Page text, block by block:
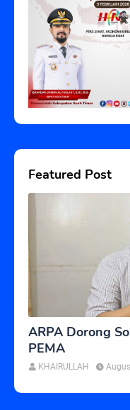
Featured Post
ARPA Dorong
PEMA
KHAIRULLAH